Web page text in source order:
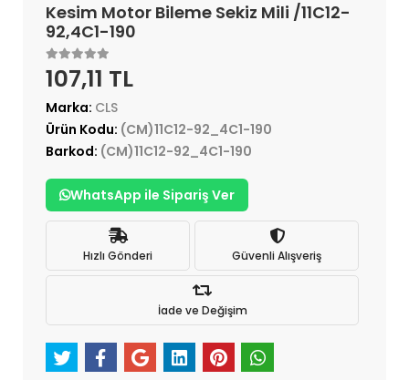
Kesim Motor Bileme Sekiz Mili /11C12-
92,4C1-190
107,11 TL
Marka: CLS
Ürün Kodu: (CM)11C12-92_4C1-190
Barkod: (CM)11C12-92_4C1-190
WhatsApp ile Sipariş Ver
Hızlı Gönderi Güvenli Alışveriş
İade ve Değişim